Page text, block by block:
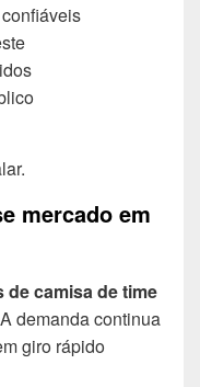
mercado em
camisa de time
demanda continua
giro rápido